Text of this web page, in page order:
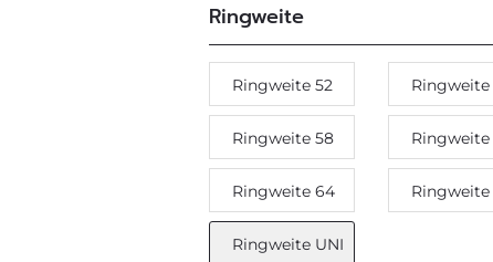
Ringweite
Ringweite 52 Ringweite
Ringweite 58
Ringweite 64 Ringweite
Ringweite UNI